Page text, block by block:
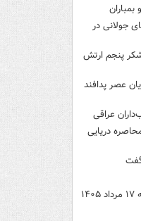
جولانی در
پنجم ارتش
«دی‌اف‑۱۷» و پایان عصر پدافند
عراقی
دریایی
گفت